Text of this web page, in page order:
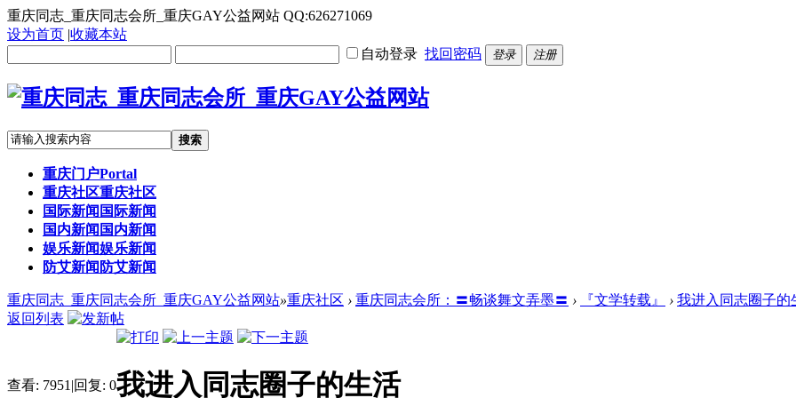
重庆同志_重庆同志会所_重庆GAY公益网站 QQ:626271069
设为首页 |收藏本站
自动登录 找回密码 登录 注册
搜索
重庆门户Portal
重庆社区重庆社区
国际新闻 国际新闻
国内新闻 国内新闻
娱乐新闻娱乐新闻
防艾新闻 防艾新闻
重庆同志_重庆同志会所_重庆GAY公益网站»重庆社区 › 重庆同志会所：〓畅谈舞文弄墨〓 › 『文学转载』 › 我进入同志圈子的
返回列表
查看: 7951 |回复: 0我进入同志圈子的生活